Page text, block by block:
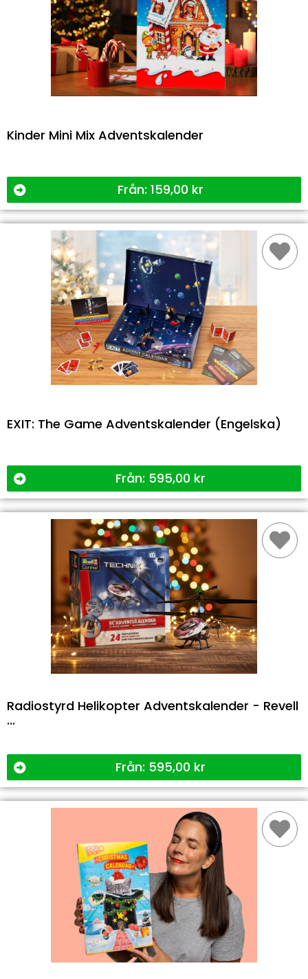
Kinder Mini Mix Adventskalender
Från: 159,00 kr
EXIT: The Game Adventskalender (Engelska)
Från: 595,00 kr
Radiostyrd Helikopter Adventskalender - Revell
...
Från: 595,00 kr